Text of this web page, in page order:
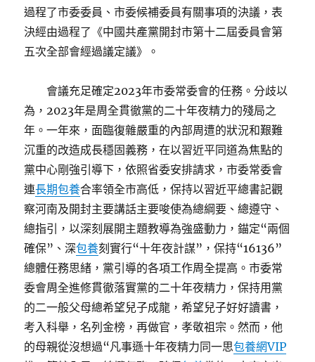
過程了市委委員、市委候補委員有關事項的決議，表
決經由過程了《中國共產黨開封市第十二屆委員會第
五次全部會經過議定議》。
會議充足確定2023年市委常委會的任務。分歧以
為，2023年是周全貫徹黨的二十年夜精力的殘局之
年。一年來，面臨復雜嚴重的內部周遭的狀況和艱難
沉重的改造成長穩固義務，在以習近平同道為焦點的
黨中心剛強引導下，依照省委安排請求，市委常委會
連長期包養合率領全市高低，保持以習近平總書記觀
察河南及開封主要講話主要唆使為總綱要、總遵守、
總指引，以深刻展開主題教導為強盛動力，錨定“兩個
確保”、深包養刻實行“十年夜計謀”，保持“16136”
總體任務思緒，黨引導的各項工作周全提高。市委常
委會周全進修貫徹落實黨的二十年夜精力，保持用黨
的二一般父母總希望兒子成龍，希望兒子好好讀書，
考入科舉，名列金榜，再做官，孝敬祖宗。然而，他
的母親從沒想過“凡事遜十年夜精力同一思包養網VIP